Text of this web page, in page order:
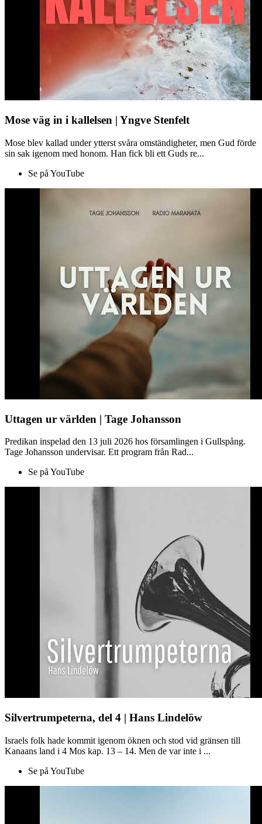
Mose väg in i kallelsen | Yngve Stenfelt
Mose blev kallad under ytterst svåra omständigheter, men Gud förde
sin sak igenom med honom. Han fick bli ett Guds re...
Se på YouTube
Uttagen ur världen | Tage Johansson
Predikan inspelad den 13 juli 2026 hos församlingen i Gullspång.
Tage Johansson undervisar. Ett program från Rad...
Se på YouTube
Silvertrumpeterna, del 4 | Hans Lindelöw
Israels folk hade kommit igenom öknen och stod vid gränsen till
Kanaans land i 4 Mos kap. 13 – 14. Men de var inte i ...
Se på YouTube